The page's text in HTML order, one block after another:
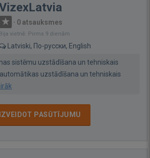
· 0 atsauksmes
Bija vietnē: Pirms 9 dienām
Latviski, По-русски, English
sistēmu uzstādīšana un tehniskais
uzstādīšana un tehniskais
IZVEIDOT PASŪTĪJUMU